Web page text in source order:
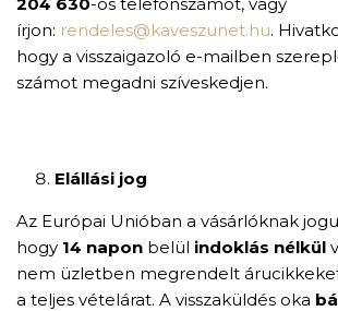
írjon: rendeles@kaveszunet.hu.
hogy a visszaigazoló e-mailben
számot megadni szíveskedjen.
Elállási jog
Az Európai Unióban a vásárlóknak
hogy 14 napon belül indoklás nélkül
nem üzletben megrendelt
a teljes vételárat. A visszaküldés oka